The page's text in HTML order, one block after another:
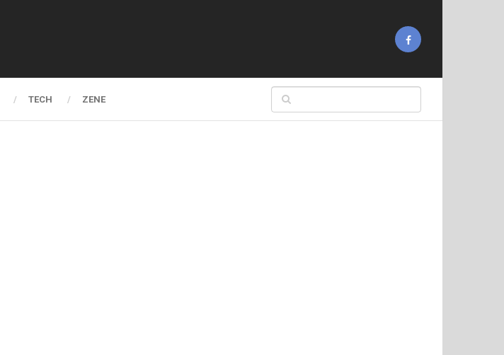
TECH ZENE